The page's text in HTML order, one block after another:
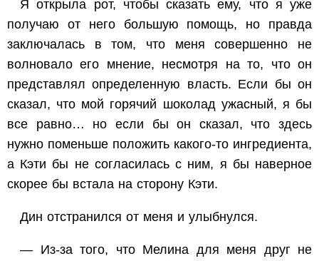
Я открыла рот, чтобы сказать ему, что я уже
получаю от него большую помощь, но правда
заключалась в том, что меня совершенно не
волновало его мнение, несмотря на то, что он
представлял определенную власть. Если бы он
сказал, что мой горячий шоколад ужасный, я бы
все равно… но если бы он сказал, что здесь
нужно поменьше положить какого-то ингредиента,
а Кэти бы не согласилась с ним, я бы наверное
скорее бы встала на сторону Кэти.
Дин отстранился от меня и улыбнулся.
— Из-за того, что Мелина для меня друг не